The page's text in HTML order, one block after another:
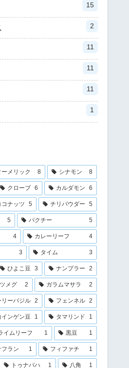
15
2
11
11
11
1
ーメリック 8 シナモン 8
クローブ 6 カルダモン 6
コナッツ 5 チリパウダー 5
5 パクチー 5
4 カレーリーフ 4
3 タイム 3
ひよこ豆 3 ナンプラー 2
メグ 2 ガラムマサラ 2
リーバジル 2 フェンネル 2
インゲン豆 1 タマリンド 1
イムリーフ 1 黒豆 1
フラン 1 フィファチ 1
トゥナパハ 1 八角 1